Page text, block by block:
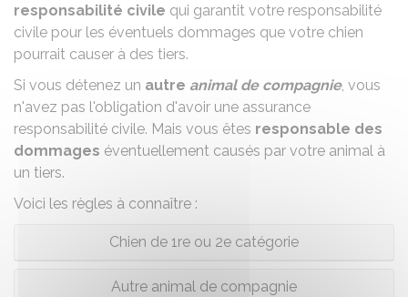
responsabilité civile qui garantit votre responsabilité
civile pour les éventuels dommages que votre chien
pourrait causer à des tiers.
Si vous détenez un autre animal de compagnie, vous
n'avez pas l'obligation d'avoir une assurance
responsabilité civile. Mais vous êtes responsable des
dommages éventuellement causés par votre animal à
un tiers.
Voici les règles à connaître :
Chien de 1re ou 2e catégorie
Autre animal de compagnie